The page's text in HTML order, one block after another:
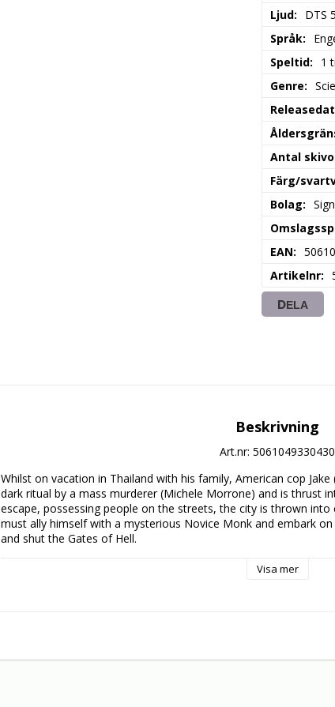
Ljud
DTS
Språk
Speltid
1
Genre
Antal
Färg/
Bolag
EAN
Artikelnr
DELA
Beskrivning
Art.nr: 5061049330430
Whilst on vacation in Thailand with his family, American cop
dark ritual by a mass murderer (Michele Morrone) and is thrust
escape, possessing people on the streets, the city is thrown into
must ally himself with a mysterious Novice Monk and embark
and shut the Gates of Hell.
Visa mer